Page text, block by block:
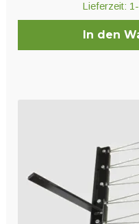
Lieferzeit:
In den